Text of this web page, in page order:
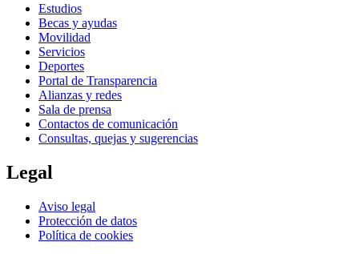
Estudios
Becas y ayudas
Movilidad
Servicios
Deportes
Portal de Transparencia
Alianzas y redes
Sala de prensa
Contactos de comunicación
Consultas, quejas y sugerencias
Legal
Aviso legal
Protección de datos
Política de cookies